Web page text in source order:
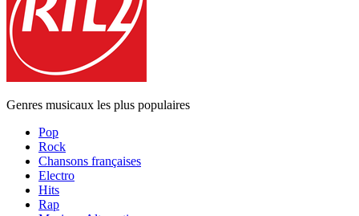
Genres musicaux les plus populaires
Pop
Rock
Chansons françaises
Electro
Hits
Rap